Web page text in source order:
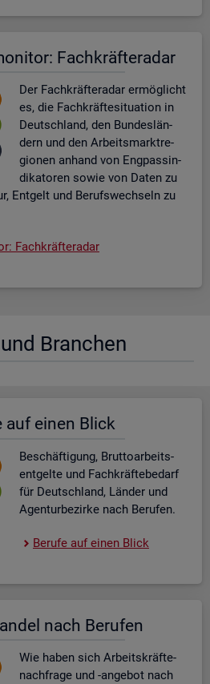
Fach­kräf­te­ra­dar
Der Fach­kräf­te­ra­dar er­mög­licht
es, die Fach­kräf­te­si­tua­ti­on in
Deutsch­land, den Bun­des­län­
dern und den Ar­beits­markt­re­
gio­nen an­hand von Eng­pas­sin­
di­ka­to­ren sowie von Daten zu
Ent­gelt und Be­rufs­wech­seln zu
Fach­kräf­te­ra­dar
Bran­chen
auf einen Blick
Be­schäf­ti­gung, Brut­to­ar­beits­
ent­gel­te und Fach­kräf­te­be­darf
für Deutsch­land, Län­der und
Agen­tur­be­zir­ke nach Be­ru­fen.
Be­ru­fe auf einen Blick
nach Be­ru­fen
Wie haben sich Ar­beits­kräf­te­
nach­fra­ge und -an­ge­bot nach